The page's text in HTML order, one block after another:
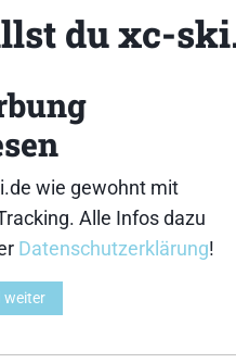
28
du xc-
wie gewohnt mit
Alle Infos dazu
Datenschutzerklärung!
weiter